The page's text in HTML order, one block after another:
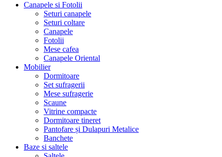
Canapele si Fotolii
Seturi canapele
Seturi coltare
Canapele
Fotolii
Mese cafea
Canapele Oriental
Mobilier
Dormitoare
Set sufragerii
Mese sufragerie
Scaune
Vitrine compacte
Dormitoare tineret
Pantofare și Dulapuri Metalice
Banchete
Baze si saltele